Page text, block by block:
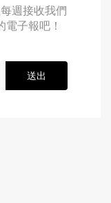
週接收我們
子報吧！
送出